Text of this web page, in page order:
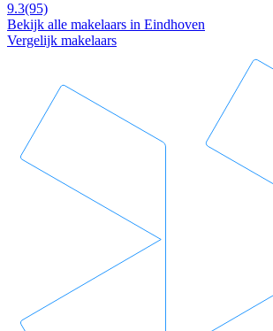
9.3(95)
Bekijk alle makelaars in Eindhoven
Vergelijk makelaars